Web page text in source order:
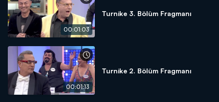
00:01:03
Turnike 3. Bölüm Fragmanı
00:01:13
Turnike 2. Bölüm Fragmanı